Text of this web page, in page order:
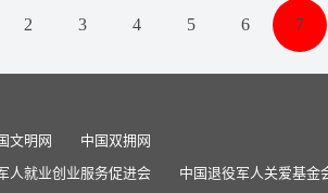
2 3 4 5 6 7
文明网
中国双拥网
人就业创业服务促进会 中国退役军人关爱基金